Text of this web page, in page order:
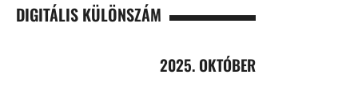
DIGITÁLIS KÜLÖNSZÁM
2025. OKTÓBER